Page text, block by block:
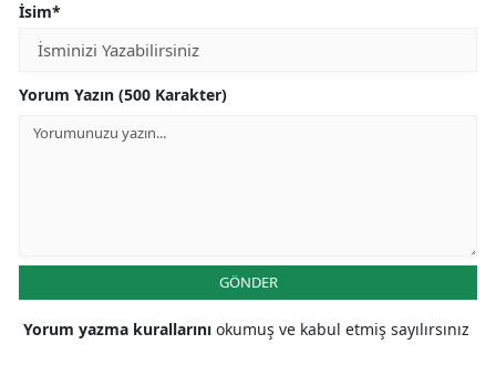
İsim*
Yorum Yazın (500 Karakter)
GÖNDER
Yorum yazma kurallarını okumuş ve kabul etmiş sayılırsınız